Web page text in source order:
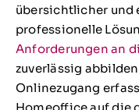
8. Welche
Start
übersichtlicher und
professionelle
Anforderungen an
zuverlässig
Onlinezugang